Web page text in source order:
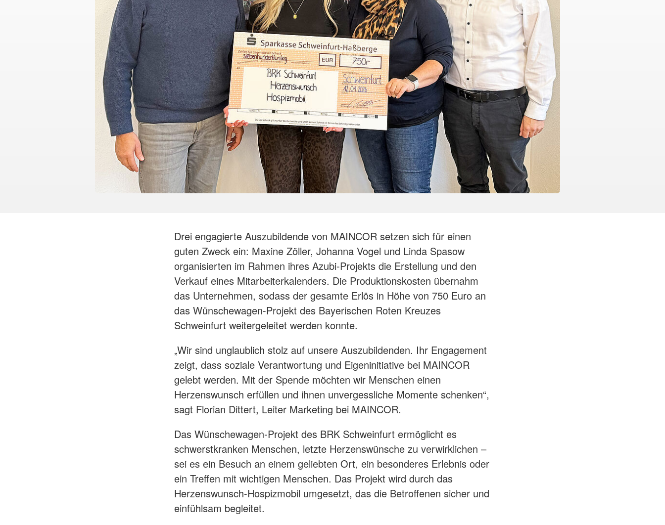
Drei engagierte Auszubildende von MAINCOR setzen sich für einen
guten Zweck ein: Maxine Zöller, Johanna Vogel und Linda Spasow
organisierten im Rahmen ihres Azubi-Projekts die Erstellung und den
Verkauf eines Mitarbeiterkalenders. Die Produktionskosten übernahm
das Unternehmen, sodass der gesamte Erlös in Höhe von 750 Euro an
das Wünschewagen-Projekt des Bayerischen Roten Kreuzes
Schweinfurt weitergeleitet werden konnte.
„Wir sind unglaublich stolz auf unsere Auszubildenden. Ihr Engagement
zeigt, dass soziale Verantwortung und Eigeninitiative bei MAINCOR
gelebt werden. Mit der Spende möchten wir Menschen einen
Herzenswunsch erfüllen und ihnen unvergessliche Momente schenken“,
sagt Florian Dittert, Leiter Marketing bei MAINCOR.
Das Wünschewagen-Projekt des BRK Schweinfurt ermöglicht es
schwerstkranken Menschen, letzte Herzenswünsche zu verwirklichen –
sei es ein Besuch an einem geliebten Ort, ein besonderes Erlebnis oder
ein Treffen mit wichtigen Menschen. Das Projekt wird durch das
Herzenswunsch-Hospizmobil umgesetzt, das die Betroffenen sicher und
einfühlsam begleitet.